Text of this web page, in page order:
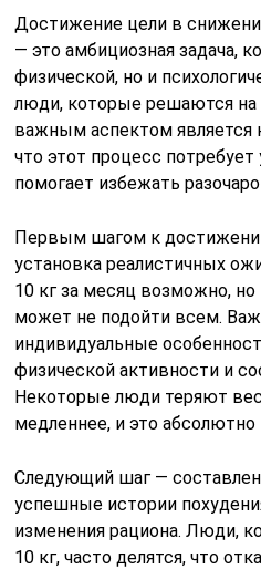
Достижение цели в
— это амбициозная задача,
физической, но и
люди, которые решаются на
важным аспектом является
что этот процесс
помогает избежать
Первым шагом к
установка реалистичных
10 кг за месяц возможно,
может не подойти всем.
индивидуальные
физической активности и
Некоторые люди теряют
медленнее, и это абсолютно
Следующий шаг —
успешные истории
изменения рациона. Люди,
10 кг, часто делятся, что